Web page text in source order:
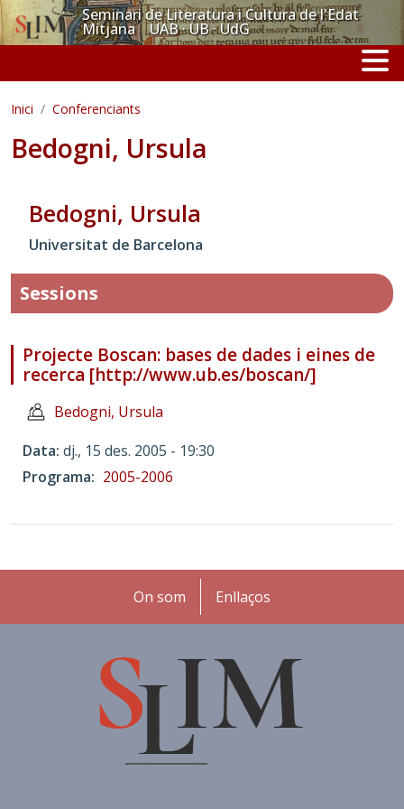
Vés al contingutSeminari de Literatura i Cultura de l'Edat
Mitjana UAB · UB · UdG
Inici Conferenciants
Bedogni, Ursula
Bedogni, Ursula
Universitat de Barcelona
Sessions
Projecte Boscan: bases de dades i eines de
recerca [http://www.ub.es/boscan/]
Bedogni, Ursula
Data dj., 15 des. 2005 - 19:30
Programa
2005-2006
Peu
On som Enllaços